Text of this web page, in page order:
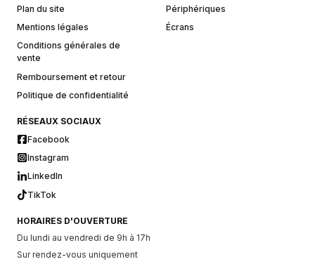
Plan du site
Mentions légales
Conditions générales de
vente
Remboursement et retour
Politique de confidentialité
Périphériques
Écrans
RÉSEAUX SOCIAUX
Facebook
Instagram
LinkedIn
TikTok
HORAIRES D'OUVERTURE
Du lundi au vendredi de 9h à 17h
Sur rendez-vous uniquement